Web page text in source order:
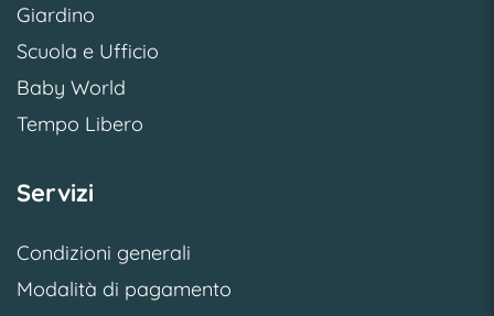
Giardino
Scuola e Ufficio
Baby World
Tempo Libero
Servizi
Condizioni generali
Modalità di pagamento